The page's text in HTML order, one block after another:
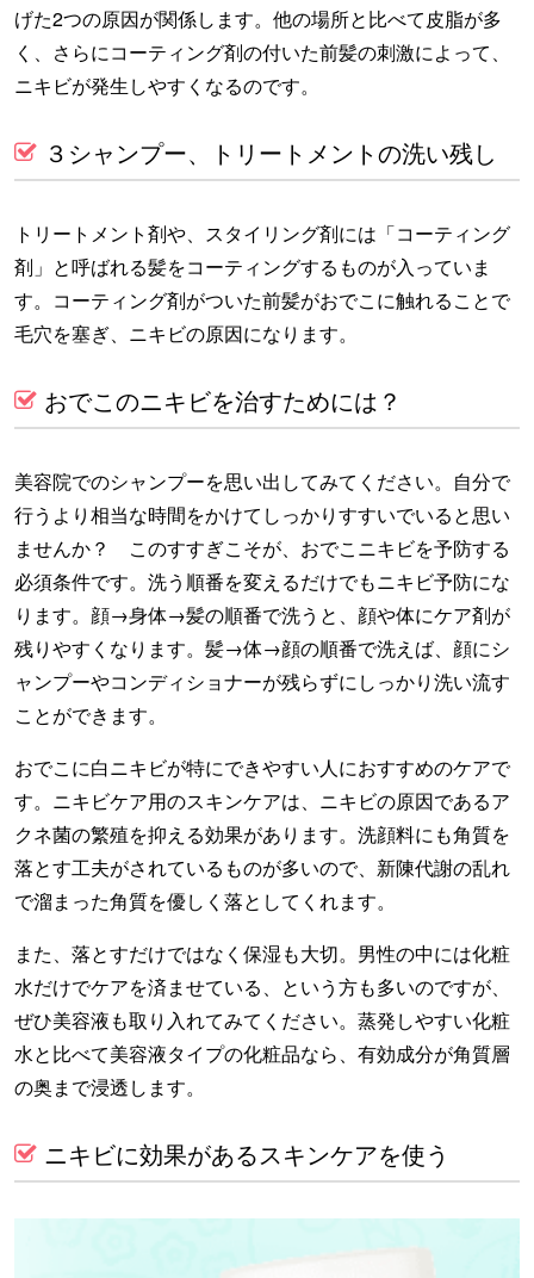
げた2つの原因が関係します。他の場所と比べて皮脂が多
く、さらにコーティング剤の付いた前髪の刺激によって、
ニキビが発生しやすくなるのです。
３シャンプー、トリートメントの洗い残し
トリートメント剤や、スタイリング剤には「コーティング
剤」と呼ばれる髪をコーティングするものが入っていま
す。コーティング剤がついた前髪がおでこに触れることで
毛穴を塞ぎ、ニキビの原因になります。
おでこのニキビを治すためには？
美容院でのシャンプーを思い出してみてください。自分で
行うより相当な時間をかけてしっかりすすいでいると思い
ませんか？ このすすぎこそが、おでこニキビを予防する
必須条件です。洗う順番を変えるだけでもニキビ予防にな
ります。顔→身体→髪の順番で洗うと、顔や体にケア剤が
残りやすくなります。髪→体→顔の順番で洗えば、顔にシ
ャンプーやコンディショナーが残らずにしっかり洗い流す
ことができます。
おでこに白ニキビが特にできやすい人におすすめのケアで
す。ニキビケア用のスキンケアは、ニキビの原因であるア
クネ菌の繁殖を抑える効果があります。洗顔料にも角質を
落とす工夫がされているものが多いので、新陳代謝の乱れ
で溜まった角質を優しく落としてくれます。
また、落とすだけではなく保湿も大切。男性の中には化粧
水だけでケアを済ませている、という方も多いのですが、
ぜひ美容液も取り入れてみてください。蒸発しやすい化粧
水と比べて美容液タイプの化粧品なら、有効成分が角質層
の奥まで浸透します。
ニキビに効果があるスキンケアを使う